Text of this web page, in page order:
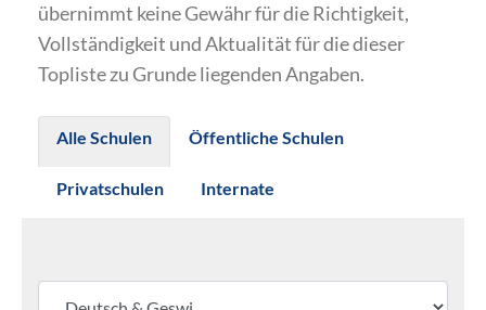
übernimmt keine Gewähr für die Richtigkeit,
Vollständigkeit und Aktualität für die dieser
Topliste zu Grunde liegenden Angaben.
Alle Schulen Öffentliche Schulen
Privatschulen Internate